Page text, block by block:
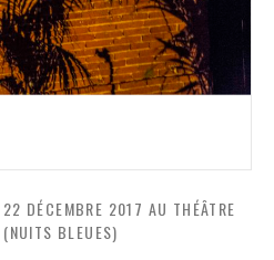
DÉCEMBRE 2017 AU THÉÂTRE
(NUITS BLEUES)